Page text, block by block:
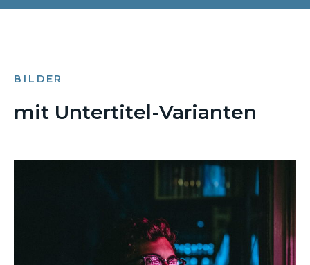
BILDER
mit Untertitel-Varianten